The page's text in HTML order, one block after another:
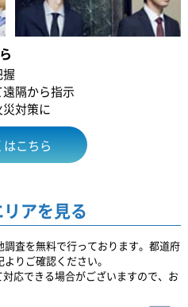
隔から指示
対策に
はこちら
アを見る
査を無料で行っております。都道府
りご確認ください。
応できる場合がございますので、お